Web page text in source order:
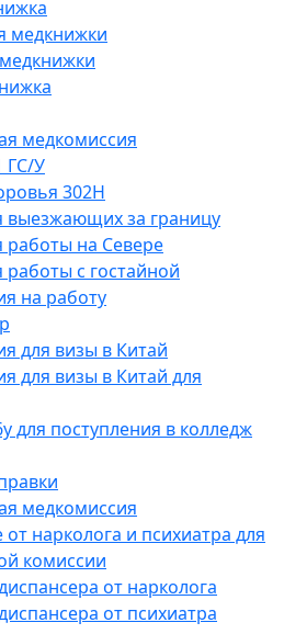
медкнижки
медкомиссия
ГС/У
302Н
выезжающих за границу
работы на Севере
работы с гостайной
на работу
для визы в Китай
для визы в Китай для
для поступления в колледж
медкомиссия
нарколога и психиатра для
комиссии
от нарколога
от психиатра